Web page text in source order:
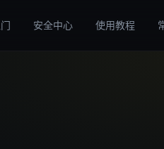
安全中心 使用教程